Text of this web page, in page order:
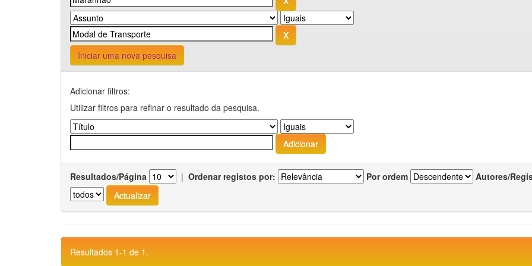
Iniciar uma nova pesquisa
Adicionar filtros:
Utilizar filtros para refinar o resultado da pesquisa.
Resultados/Página | Ordenar registos por: Por ordem Autores/
Resultados 1-1 de 1.